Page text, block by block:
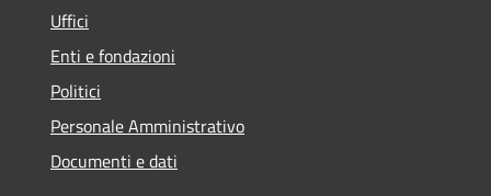
Uffici
Enti e fondazioni
Politici
Personale Amministrativo
Documenti e dati